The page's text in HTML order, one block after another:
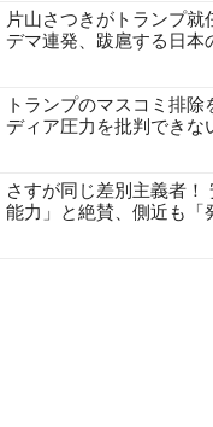
片山さつきがトランプ就
デマ連発、跋扈する日本
トランプのマスコミ排
ディア圧力を批判できな
さすが同じ差別主義者！
能力」と絶賛、側近も「